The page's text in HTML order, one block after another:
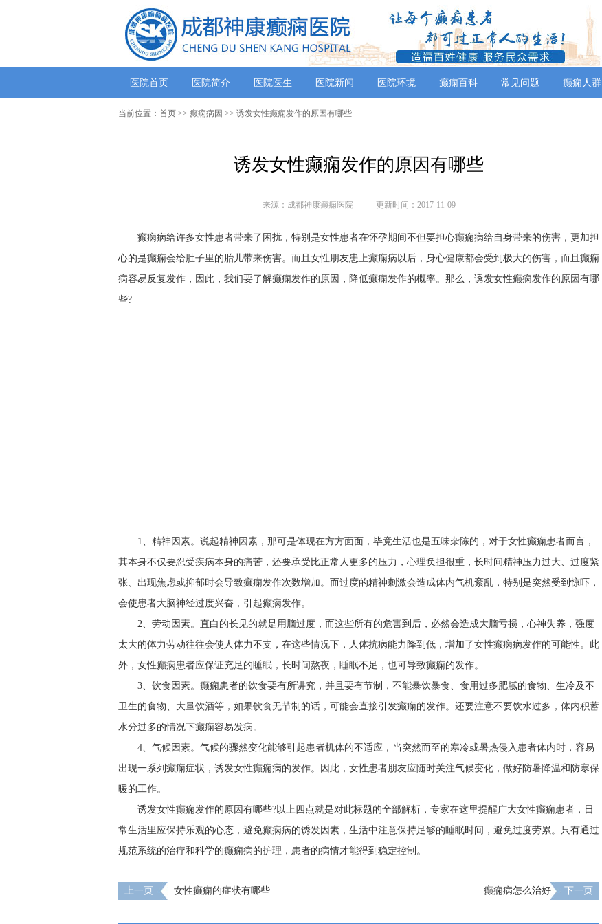
医院首页 医院简介 医院医生 医院新闻 医院环境 癫痫百科 常见问题 癫痫人群
当前位置： 首页 >> 癫痫病因 >> 诱发女性癫痫发作的原因有哪些
诱发女性癫痫发作的原因有哪些
来源：成都神康癫痫医院 更新时间：2017-11-09
癫痫病给许多女性患者带来了困扰，特别是女性患者在怀孕期间不但要担心癫痫病给自身带来的伤害，更加担
心的是癫痫会给肚子里的胎儿带来伤害。而且女性朋友患上癫痫病以后，身心健康都会受到极大的伤害，而且癫痫
病容易反复发作，因此，我们要了解癫痫发作的原因，降低癫痫发作的概率。那么，诱发女性癫痫发作的原因有哪
些?
1、精神因素。说起精神因素，那可是体现在方方面面，毕竟生活也是五味杂陈的，对于女性癫痫患者而言，
其本身不仅要忍受疾病本身的痛苦，还要承受比正常人更多的压力，心理负担很重，长时间精神压力过大、过度紧
张、出现焦虑或抑郁时会导致癫痫发作次数增加。而过度的精神刺激会造成体内气机紊乱，特别是突然受到惊吓，
会使患者大脑神经过度兴奋，引起癫痫发作。
2、劳动因素。直白的长见的就是用脑过度，而这些所有的危害到后，必然会造成大脑亏损，心神失养，强度
太大的体力劳动往往会使人体力不支，在这些情况下，人体抗病能力降到低，增加了女性癫痫病发作的可能性。此
外，女性癫痫患者应保证充足的睡眠，长时间熬夜，睡眠不足，也可导致癫痫的发作。
3、饮食因素。癫痫患者的饮食要有所讲究，并且要有节制，不能暴饮暴食、食用过多肥腻的食物、生冷及不
卫生的食物、大量饮酒等，如果饮食无节制的话，可能会直接引发癫痫的发作。还要注意不要饮水过多，体内积蓄
水分过多的情况下癫痫容易发病。
4、气候因素。气候的骤然变化能够引起患者机体的不适应，当突然而至的寒冷或暑热侵入患者体内时，容易
出现一系列癫痫症状，诱发女性癫痫病的发作。因此，女性患者朋友应随时关注气候变化，做好防暑降温和防寒保
暖的工作。
诱发女性癫痫发作的原因有哪些?以上四点就是对此标题的全部解析，专家在这里提醒广大女性癫痫患者，日
常生活里应保持乐观的心态，避免癫痫病的诱发因素，生活中注意保持足够的睡眠时间，避免过度劳累。只有通过
规范系统的治疗和科学的癫痫病的护理，患者的病情才能得到稳定控制。
上一页 女性癫痫的症状有哪些 癫痫病怎么治好 下一页